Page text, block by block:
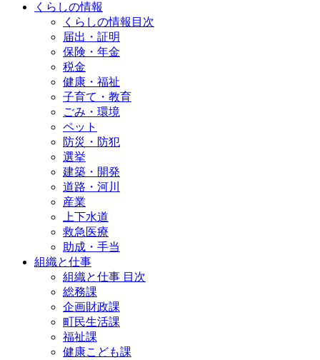
くらしの情報
くらしの情報目次
届出・証明
保険・年金
税金
健康・福祉
子育て・教育
ごみ・環境
ペット
防災・防犯
選挙
建築・開発
道路・河川
産業
上下水道
救急医療
助成・手当
組織と仕事
組織と仕事 目次
総務課
企画財政課
町民生活課
福祉課
健康こども課